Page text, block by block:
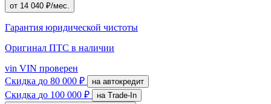
от 14 040 ₽/мес.
Гарантия юридической чистоты
Оригинал ПТС в наличии
vin VIN проверен
Скидка до 80 000 ₽ на автокредит
Скидка до 100 000 ₽ на Trade-In